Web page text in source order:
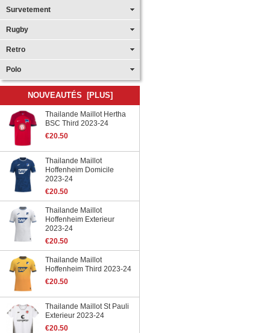
Survetement
Rugby
Retro
Polo
NOUVEAUTÉS [PLUS]
Thailande Maillot Hertha
BSC Third 2023-24
€20.50
Thailande Maillot
Hoffenheim Domicile
2023-24
€20.50
Thailande Maillot
Hoffenheim Exterieur
2023-24
€20.50
Thailande Maillot
Hoffenheim Third 2023-24
€20.50
Thailande Maillot St Pauli
Exterieur 2023-24
€20.50